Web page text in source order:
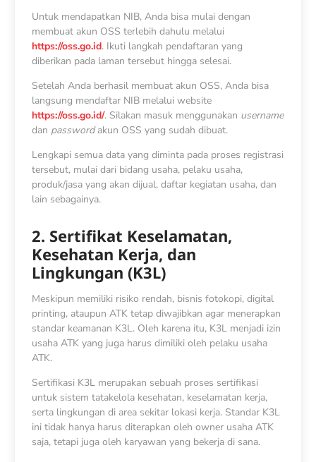
Untuk mendapatkan NIB, Anda bisa mulai dengan
membuat akun OSS terlebih dahulu melalui
https://oss.go.id. Ikuti langkah pendaftaran yang
diberikan pada laman tersebut hingga selesai.
Setelah Anda berhasil membuat akun OSS, Anda bisa
langsung mendaftar NIB melalui website
https://oss.go.id/. Silakan masuk menggunakan username
dan passwordakun OSS yang sudah dibuat.
Lengkapi semua data yang diminta pada proses registrasi
tersebut, mulai dari bidang usaha, pelaku usaha,
produk/jasa yang akan dijual, daftar kegiatan usaha, dan
lain sebagainya.
2. Sertifikat Keselamatan,
Kesehatan Kerja, dan
Lingkungan (K3L)
Meskipun memiliki risiko rendah, bisnis fotokopi, digital
printing, ataupun ATK tetap diwajibkan agar menerapkan
standar keamanan K3L. Oleh karena itu, K3L menjadi izin
usaha ATK yang juga harus dimiliki oleh pelaku usaha
ATK.
Sertifikasi K3L merupakan sebuah proses sertifikasi
untuk sistem tatakelola kesehatan, keselamatan kerja,
serta lingkungan di area sekitar lokasi kerja. Standar K3L
ini tidak hanya harus diterapkan oleh owner usaha ATK
saja, tetapi juga oleh karyawan yang bekerja di sana.